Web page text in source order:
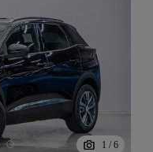
1 / 6